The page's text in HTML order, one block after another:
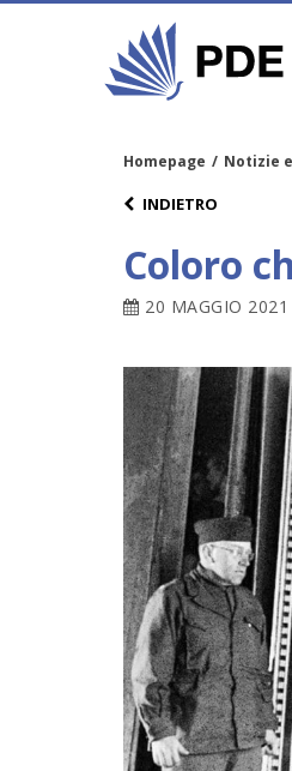
Homepage / Notizie
INDIETRO
Coloro
20 MAGGIO 2021